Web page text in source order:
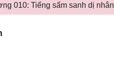
010: Tiếng sấm sanh dị nhân